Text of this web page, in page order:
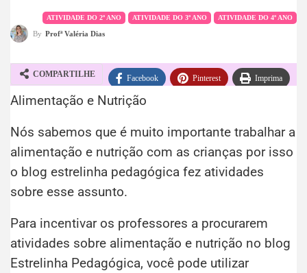
ATIVIDADE DO 2º ANO ATIVIDADE DO 3º ANO ATIVIDADE DO 4º ANO
By Profª Valéria Dias
COMPARTILHE Facebook Pinterest Imprima
WhatsApp Telegram
Alimentação e Nutrição
Nós sabemos que é muito importante trabalhar a
alimentação e nutrição com as crianças por isso
o blog estrelinha pedagógica fez atividades
sobre esse assunto.
Para incentivar os professores a procurarem
atividades sobre alimentação e nutrição no blog
Estrelinha Pedagógica, você pode utilizar